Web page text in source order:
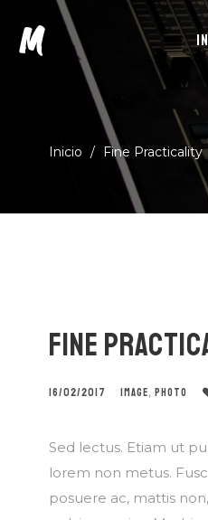
M
Inicio / Fine Practicality
FINE
16/02/2017 IMAGE, PHOTO
Sed lectus. Etiam ut
lorem non metus.
posuere ac, mattis